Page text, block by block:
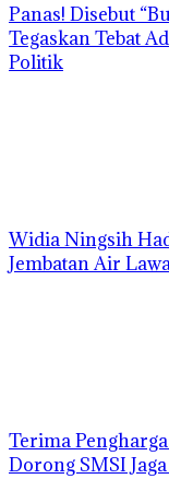
Panas! Disebut
Tegaskan Tebat
Politik
Widia Ningsih
Jembatan Air
Terima
Dorong SMSI